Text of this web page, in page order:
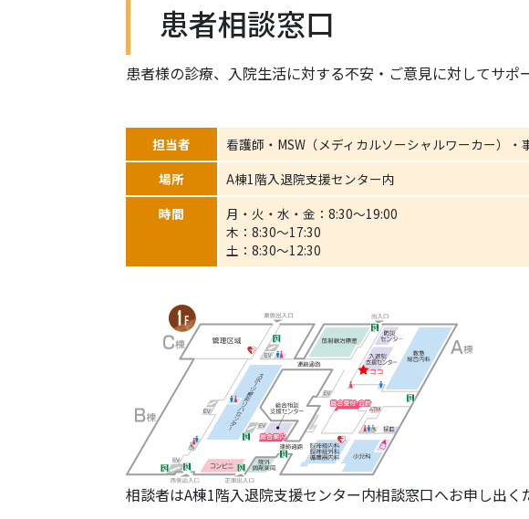
患者相談窓口
患者様の診療、入院生活に対する不安・ご意見に対してサポ
担当者
看護師・MSW（メディカルソーシャルワーカー）・
場所
A棟1階入退院支援センター内
時間
月・火・水・金：8:30～19:00
木：8:30～17:30
土：8:30～12:30
相談者はA棟1階入退院支援センター内相談窓口へお申し出く